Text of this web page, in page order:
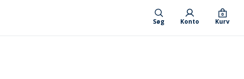
Søg Konto Kurv
0